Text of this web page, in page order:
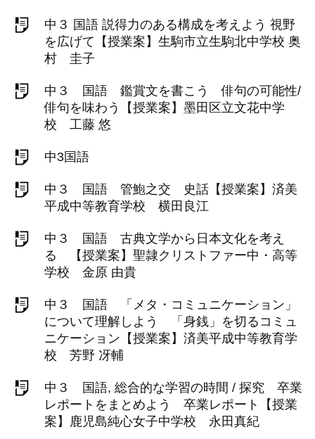
中３ 国語 説得力のある構成を考えよう 視野
を広げて【授業案】生駒市立生駒北中学校 奥
村 圭子
中３ 国語 鑑賞文を書こう 俳句の可能性/
俳句を味わう【授業案】墨田区立文花中学
校 工藤 悠
中3国語
中３ 国語 管鮑之交 史話【授業案】済美
平成中等教育学校 横田良江
中３ 国語 古典文学から日本文化を考え
る 【授業案】聖隷クリストファー中・高等
学校 金原 由貴
中３ 国語 「メタ・コミュニケーション」
について理解しよう 「身銭」を切るコミュ
ニケーション【授業案】済美平成中等教育学
校 芳野 冴輔
中３ 国語, 総合的な学習の時間 / 探究 卒業
レポートをまとめよう 卒業レポート【授業
案】鹿児島純心女子中学校 永田真紀